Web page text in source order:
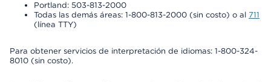
Portland: 503-813-2000
Todas las demás áreas: 1-800-813-2000 (sin costo) o al 711
(línea TTY)
Para obtener servicios de interpretación de idiomas: 1-800-324-
8010 (sin costo).